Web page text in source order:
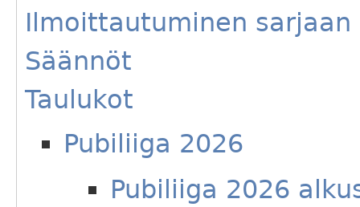
Ilmoittautuminen sarjaan
Säännöt
Taulukot
Pubiliiga 2026
Pubiliiga 2026